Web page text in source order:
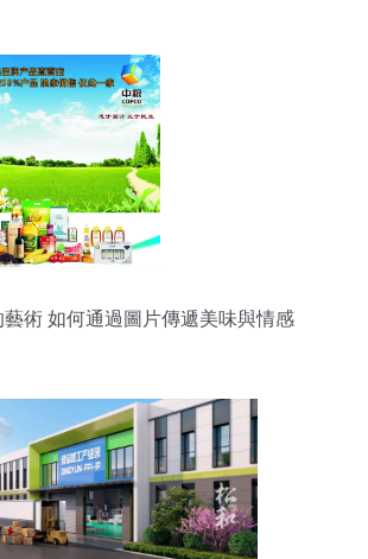
術 如何通過圖片傳遞美味與情感